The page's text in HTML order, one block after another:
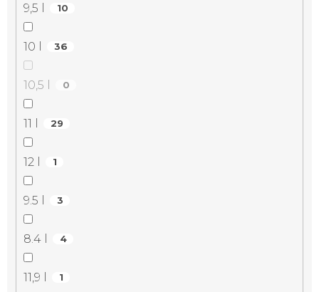
9,5 l 10
10 l 36
10,5 l 0
11 l 29
12 l 1
9.5 l 3
8.4 l 4
11,9 l 1